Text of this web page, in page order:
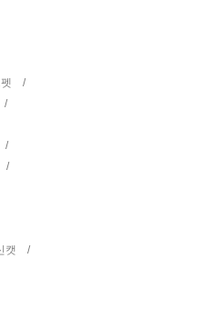
펫 /
/
) /
/
캣 /